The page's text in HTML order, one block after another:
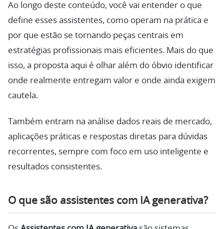
Ao longo deste conteúdo, você vai entender o que
define esses assistentes, como operam na prática e
por que estão se tornando peças centrais em
estratégias profissionais mais eficientes. Mais do que
isso, a proposta aqui é olhar além do óbvio identificar
onde realmente entregam valor e onde ainda exigem
cautela.
Também entram na análise dados reais de mercado,
aplicações práticas e respostas diretas para dúvidas
recorrentes, sempre com foco em uso inteligente e
resultados consistentes.
O que são assistentes com IA generativa?